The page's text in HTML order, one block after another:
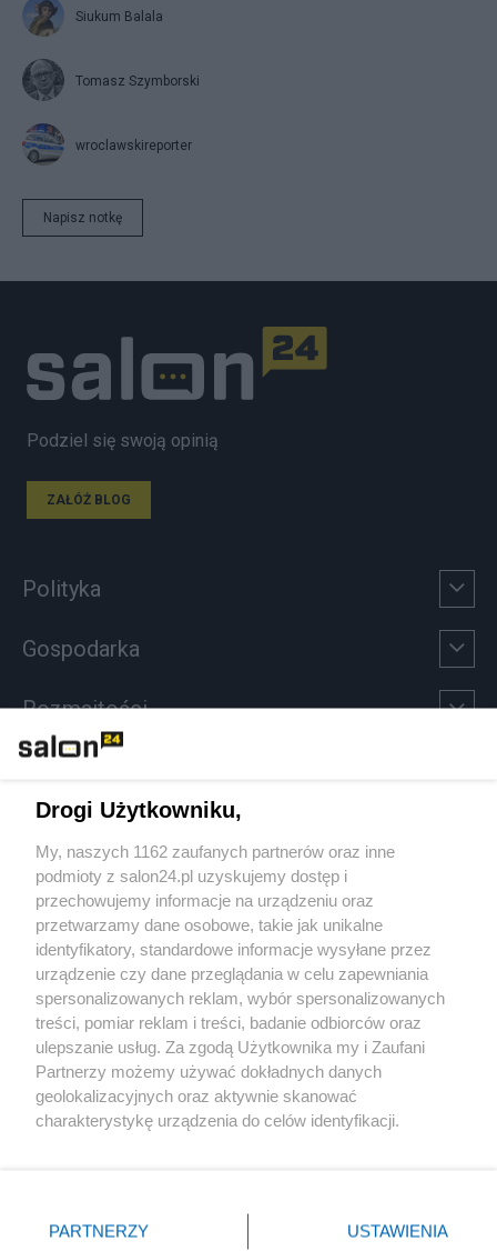
Siukum Balala
Tomasz Szymborski
wroclawskireporter
Napisz notkę
Podziel się swoją opinią
ZAŁÓŻ BLOG
Polityka
Gospodarka
Rozmaitości
Sport
Społeczeństwo
Kultura
X Facebook Instagram Youtube
Drogi Użytkowniku,
My, naszych 1162 zaufanych partnerów oraz inne
podmioty z salon24.pl uzyskujemy dostęp i
przechowujemy informacje na urządzeniu oraz
przetwarzamy dane osobowe, takie jak unikalne
identyfikatory, standardowe informacje wysyłane przez
urządzenie czy dane przeglądania w celu zapewniania
spersonalizowanych reklam, wybór spersonalizowanych
treści, pomiar reklam i treści, badanie odbiorców oraz
ulepszanie usług. Za zgodą Użytkownika my i Zaufani
Partnerzy możemy używać dokładnych danych
geolokalizacyjnych oraz aktywnie skanować
charakterystykę urządzenia do celów identyfikacji.
zmienić/wycofać klikając przycisk ustawień prywatności
znajdujący się w lewym dolnym rogu strony
PARTNERZY USTAWIENIA